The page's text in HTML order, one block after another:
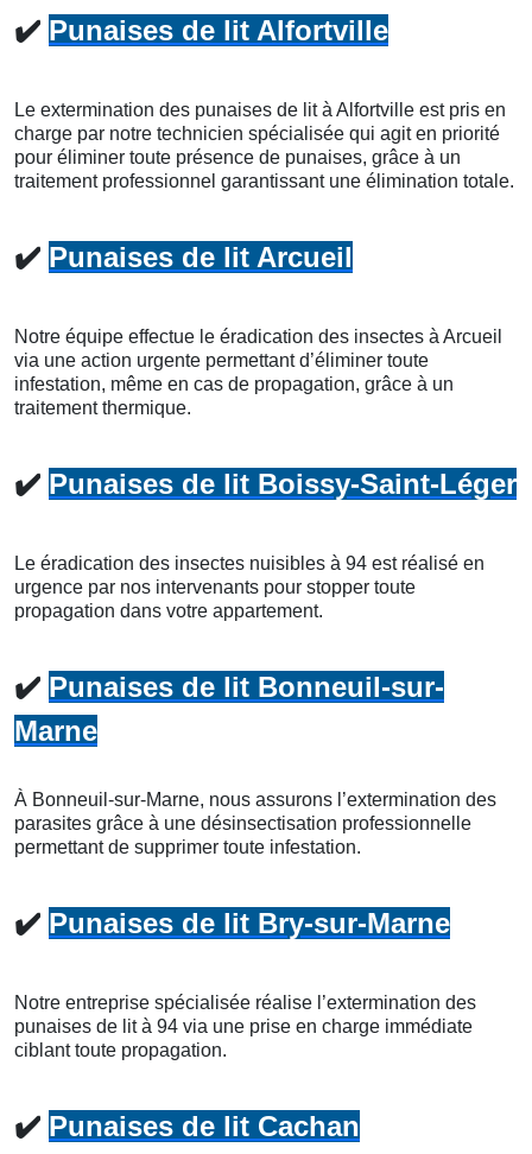
✔️ Punaises de lit Alfortville
Le extermination des punaises de lit à Alfortville est pris en
charge par notre technicien spécialisée qui agit en priorité
pour éliminer toute présence de punaises, grâce à un
traitement professionnel garantissant une élimination totale.
✔️ Punaises de lit Arcueil
Notre équipe effectue le éradication des insectes à Arcueil
via une action urgente permettant d’éliminer toute
infestation, même en cas de propagation, grâce à un
traitement thermique.
✔️ Punaises de lit Boissy-Saint-Léger
Le éradication des insectes nuisibles à 94 est réalisé en
urgence par nos intervenants pour stopper toute
propagation dans votre appartement.
✔️ Punaises de lit Bonneuil-sur-
Marne
À Bonneuil-sur-Marne, nous assurons l’extermination des
parasites grâce à une désinsectisation professionnelle
permettant de supprimer toute infestation.
✔️ Punaises de lit Bry-sur-Marne
Notre entreprise spécialisée réalise l’extermination des
punaises de lit à 94 via une prise en charge immédiate
ciblant toute propagation.
✔️ Punaises de lit Cachan